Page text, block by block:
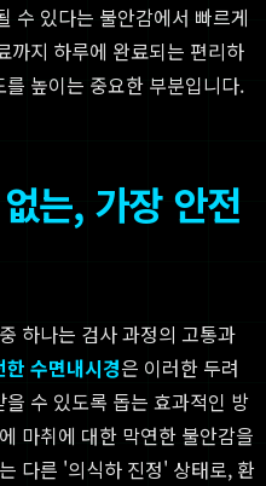
수 있다는 불안감에서 빠르게
까지 하루에 완료되는 편리하
높이는 중요한 부분입니다.
는, 가장 안전
하나는 검사 과정의 고통과
한 수면내시경은 이러한 두려
수 있도록 돕는 효과적인 방
마취에 대한 막연한 불안감을
다른 '의식하 진정' 상태로, 환